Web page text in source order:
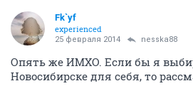
Fk`yf
experienced
25 февраля 2014 nesska88
Опять же ИМХО. Если бы я
Новосибирске для себя, то